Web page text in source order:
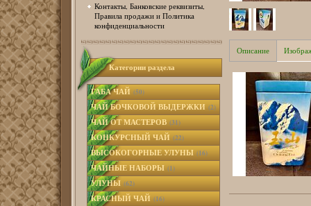
Контакты, Банковские реквизиты,
Правила продажи и Политика
конфиденциальности
Категории раздела
ГАБА ЧАЙ(50)
ЧАЙ БОЧКОВОЙ ВЫДЕРЖКИ(2)
ЧАЙ ОТ МАСТЕРОВ(31)
КОНКУРСНЫЙ ЧАЙ(22)
ВЫСОКОГОРНЫЕ УЛУНЫ(16)
ЧАЙНЫЕ НАБОРЫ(1)
УЛУНЫ(62)
КРАСНЫЙ ЧАЙ(16)
Описание